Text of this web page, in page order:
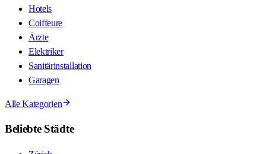
Hotels
Coiffeure
Ärzte
Elektriker
Sanitärinstallation
Garagen
Alle Kategorien
Beliebte Städte